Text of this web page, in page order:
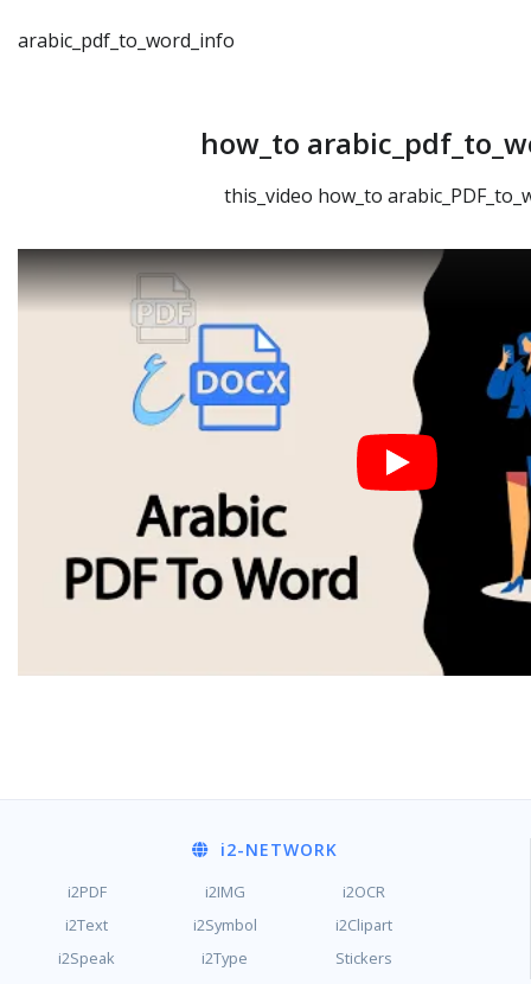
arabic_pdf_to_word_info
how_to
this_video how_to
i2-NETWORK
i2PDF i2IMG
i2OCR
i2Text
i2Symbol
i2Clipart
i2Speak
i2Type Stickers